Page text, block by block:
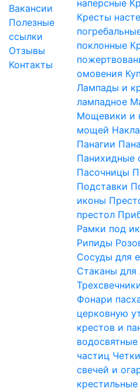
Вакансии
Полезные
ссылки
Отзывы
Контакты
наперсные
Кресты
поклонные
омовения
Лампады и
лампадное
Мощевики и
мощей
Панагии
Панихидные
Пасочницы
Подставки
иконы
престол
Рамки под
Рипиды
Сосуды для
Стаканы для
Фонари
церковную
крестов и
водосвятные
частиц Четки
свечей и
крестильные